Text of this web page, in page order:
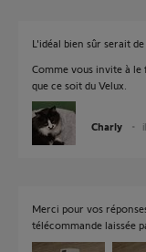
L'idéal bien sûr serait
Comme vous invite à le
que ce soit du Velux.
Charly
Merci pour vos
télécommande laissée